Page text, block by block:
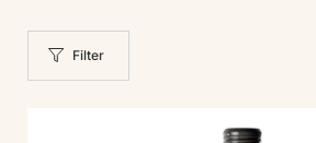
Filter